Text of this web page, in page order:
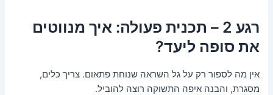
רגע 2 – תכנית פעולה: איך מנווטים
את סופה ליעד?
אין מה לספור רק על גל השראה שנוחת פתאום. צריך כלים,
מסגרת, והבנה איפה התשוקה רוצה להוביל.